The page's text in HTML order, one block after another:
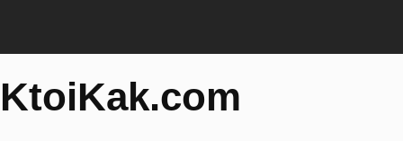
KtoiKak.com